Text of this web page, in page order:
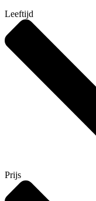
Leeftijd
Prijs